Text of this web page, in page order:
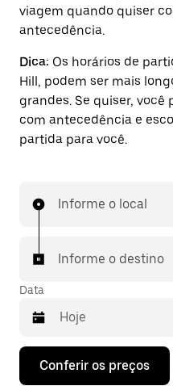
viagem quando quiser
antecedência.
Dica: Os horários de
Hill, podem ser mais
grandes. Se quiser, você
com antecedência e
partida para você.
Informe o local
Informe o destino
Data
Pressione
Conferir os preços